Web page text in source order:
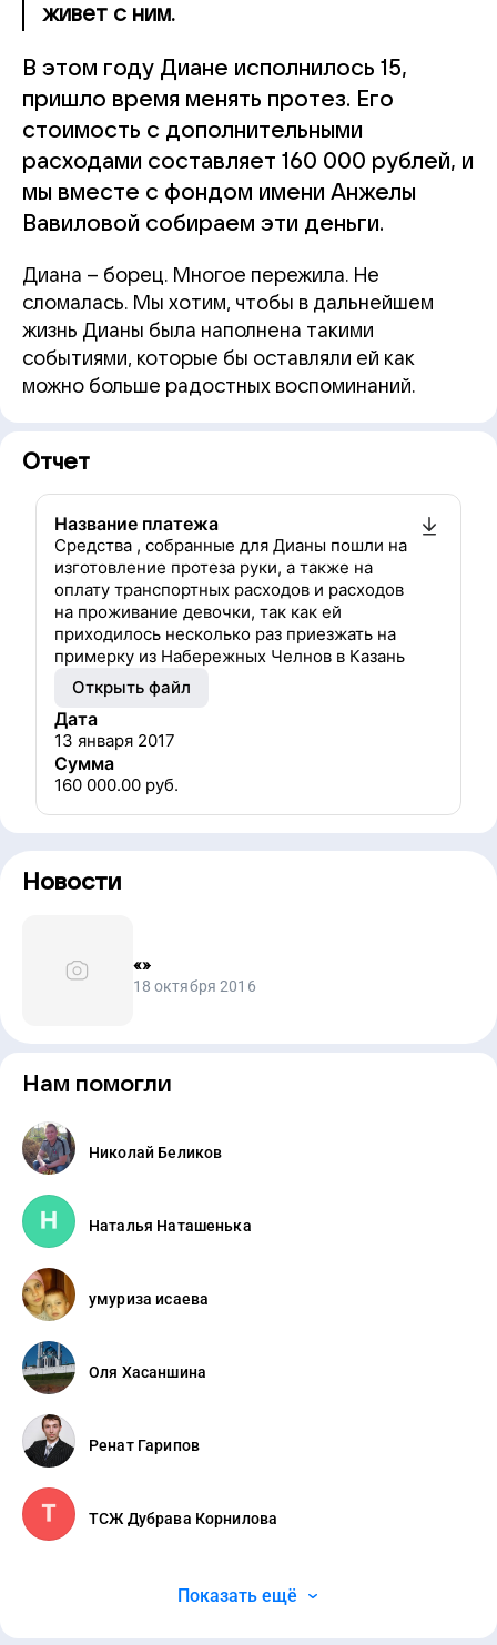
живет с ним.
В этом году Диане исполнилось 15,
пришло время менять протез. Его
стоимость с дополнительными
расходами составляет 160 000 рублей, и
мы вместе с фондом имени Анжелы
Вавиловой собираем эти деньги.
Диана – борец. Многое пережила. Не
сломалась. Мы хотим, чтобы в дальнейшем
жизнь Дианы была наполнена такими
событиями, которые бы оставляли ей как
можно больше радостных воспоминаний.
Отчет
Название платежа
Средства , собранные для Дианы пошли на
изготовление протеза руки, а также на
оплату транспортных расходов и расходов
на проживание девочки, так как ей
приходилось несколько раз приезжать на
примерку из Набережных Челнов в Казань
Открыть файл
Дата
13 января 2017
Сумма
160 000.00 руб.
Новости
«»
18 октября 2016
Нам помогли
Николай Беликов
Наталья Наташенька
умуриза исаева
Оля Хасаншина
Ренат Гарипов
ТСЖ Дубрава Корнилова
Показать ещё